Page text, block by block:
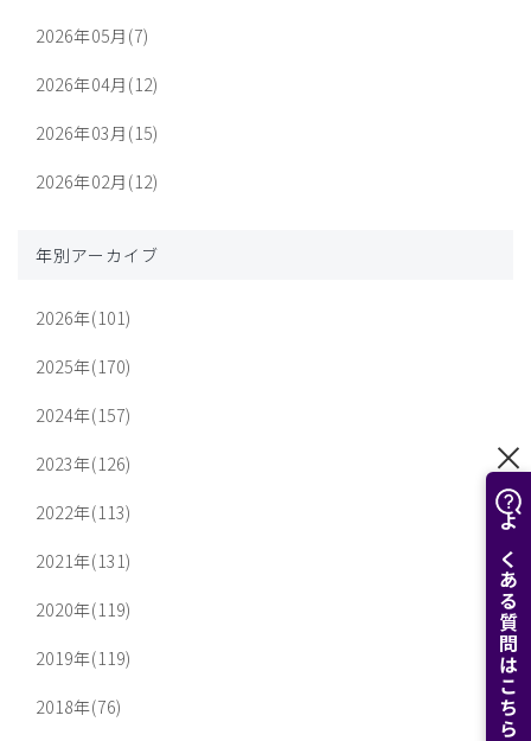
よくある質問はこちら
2026年05月(7)
2026年04月(12)
2026年03月(15)
2026年02月(12)
年別アーカイブ
2026年(101)
2025年(170)
2024年(157)
2023年(126)
2022年(113)
2021年(131)
2020年(119)
2019年(119)
2018年(76)